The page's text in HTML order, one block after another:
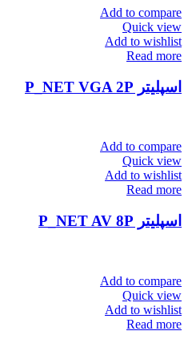
Add to compare
Quick view
Add to wishlist
Read more
اسپلیتر P_NET VGA 2P
Add to compare
Quick view
Add to wishlist
Read more
اسپلیتر P_NET AV 8P
Add to compare
Quick view
Add to wishlist
Read more